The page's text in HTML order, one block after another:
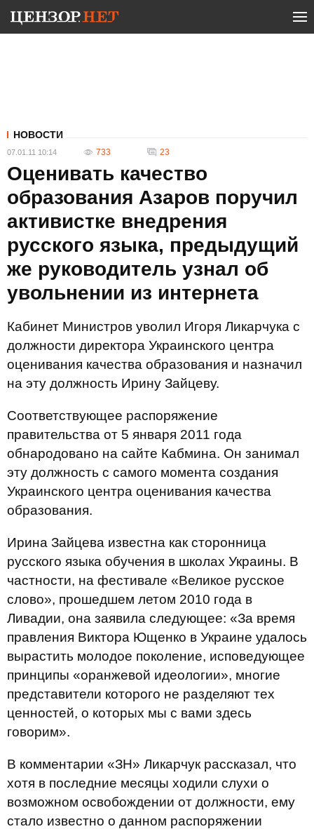
НОВОСТИ
07.01.11 10:14 733 23
Оценивать качество
образования Азаров поручил
активистке внедрения
русского языка, предыдущий
же руководитель узнал об
увольнении из интернета
Кабинет Министров уволил Игоря Ликарчука с
должности директора Украинского центра
оценивания качества образования и назначил
на эту должность Ирину Зайцеву.
Соответствующее распоряжение
правительства от 5 января 2011 года
обнародовано на сайте Кабмина. Он занимал
эту должность с самого момента создания
Украинского центра оценивания качества
образования.
Ирина Зайцева известна как сторонница
русского языка обучения в школах Украины. В
частности, на фестивале «Великое русское
слово», прошедшем летом 2010 года в
Ливадии, она заявила следующее: «За время
правления Виктора Ющенко в Украине удалось
вырастить молодое поколение, исповедующее
принципы «оранжевой идеологии», многие
представители которого не разделяют тех
ценностей, о которых мы с вами здесь
говорим».
В комментарии «ЗН» Ликарчук рассказал, что
хотя в последние месяцы ходили слухи о
возможном освобождении от должности, ему
стало известно о данном распоряжении